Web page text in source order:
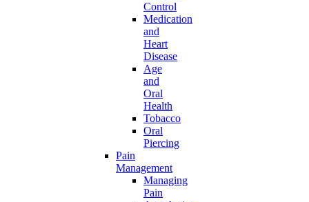
Control
Medication
and
Heart
Disease
Age
and
Oral
Health
Tobacco
Oral
Piercing
Pain
Management
Managing
Pain